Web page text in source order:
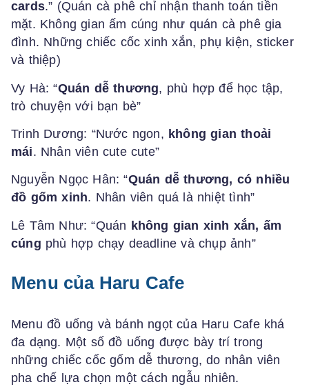
cards.” (Quán cà phê chỉ nhận thanh toán tiền
mặt. Không gian ấm cúng như quán cà phê gia
đình. Những chiếc cốc xinh xắn, phụ kiện, sticker
và thiệp)
Vy Hà: “Quán dễ thương, phù hợp để học tập,
trò chuyện với bạn bè”
Trinh Dương: “Nước ngon, không gian thoải
mái. Nhân viên cute cute”
Nguyễn Ngọc Hân: “Quán dễ thương, có nhiều
đồ gốm xinh. Nhân viên quá là nhiệt tình”
Lê Tâm Như: “Quán không gian xinh xắn, ấm
cúng phù hợp chạy deadline và chụp ảnh”
Menu của Haru Cafe
Menu đồ uống và bánh ngọt của Haru Cafe khá
đa dạng. Một số đồ uống được bày trí trong
những chiếc cốc gốm dễ thương, do nhân viên
pha chế lựa chọn một cách ngẫu nhiên.